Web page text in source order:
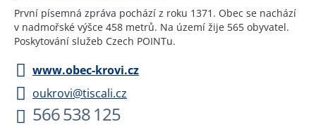
První písemná zpráva pochází z roku 1371. Obec se nachází
v nadmořské výšce 458 metrů. Na území žije 565 obyvatel.
Poskytování služeb Czech POINTu.
www.obec-krovi.cz
oukrovi@tiscali.cz
566 538 125